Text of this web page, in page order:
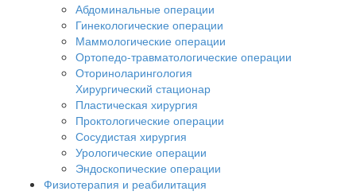
Абдоминальные операции
Гинекологические операции
Маммологические операции
Ортопедо-травматологические операции
Оториноларингология
Хирургический стационар
Пластическая хирургия
Проктологические операции
Сосудистая хирургия
Урологические операции
Эндоскопические операции
Физиотерапия и реабилитация